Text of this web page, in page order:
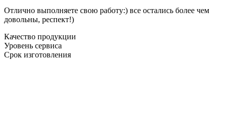
Отлично выполняете свою работу:) все остались более чем
довольны, респект!)
Качество продукции
Уровень сервиса
Срок изготовления